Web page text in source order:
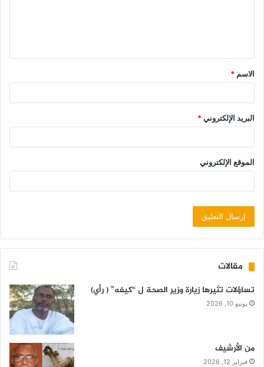
الاسم *
البريد الإلكتروني*
الموقع الإلكتروني
مقالات
تساؤلات تثيرها زيارة وزير الصحة ل “كيفه” ( رأي)
يونيو 10, 2026
من الأرشيف
فبراير 12, 2026